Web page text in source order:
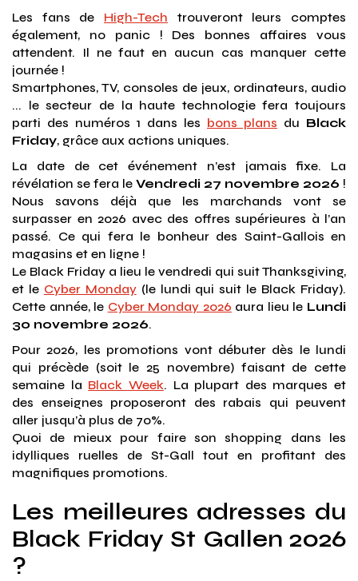
Les fans de High-Tech trouveront leurs comptes
également, no panic ! Des bonnes affaires vous
attendent. Il ne faut en aucun cas manquer cette
journée !
Smartphones, TV, consoles de jeux, ordinateurs, audio
... le secteur de la haute technologie fera toujours
parti des numéros 1 dans les bons plans du Black
Friday, grâce aux actions uniques.
La date de cet événement n’est jamais fixe. La
révélation se fera le Vendredi 27 novembre 2026 !
Nous savons déjà que les marchands vont se
surpasser en 2026 avec des offres supérieures à l’an
passé. Ce qui fera le bonheur des Saint-Gallois en
magasins et en ligne !
Le Black Friday a lieu le vendredi qui suit Thanksgiving,
et le Cyber Monday(le lundi qui suit le Black Friday).
Cette année, le Cyber Monday 2026 aura lieu le Lundi
30 novembre 2026.
Pour 2026, les promotions vont débuter dès le lundi
qui précède (soit le 25 novembre) faisant de cette
semaine la Black Week. La plupart des marques et
des enseignes proposeront des rabais qui peuvent
aller jusqu’à plus de 70%.
Quoi de mieux pour faire son shopping dans les
idylliques ruelles de St-Gall tout en profitant des
magnifiques promotions.
Les meilleures adresses du
Black Friday St Gallen 2026
?